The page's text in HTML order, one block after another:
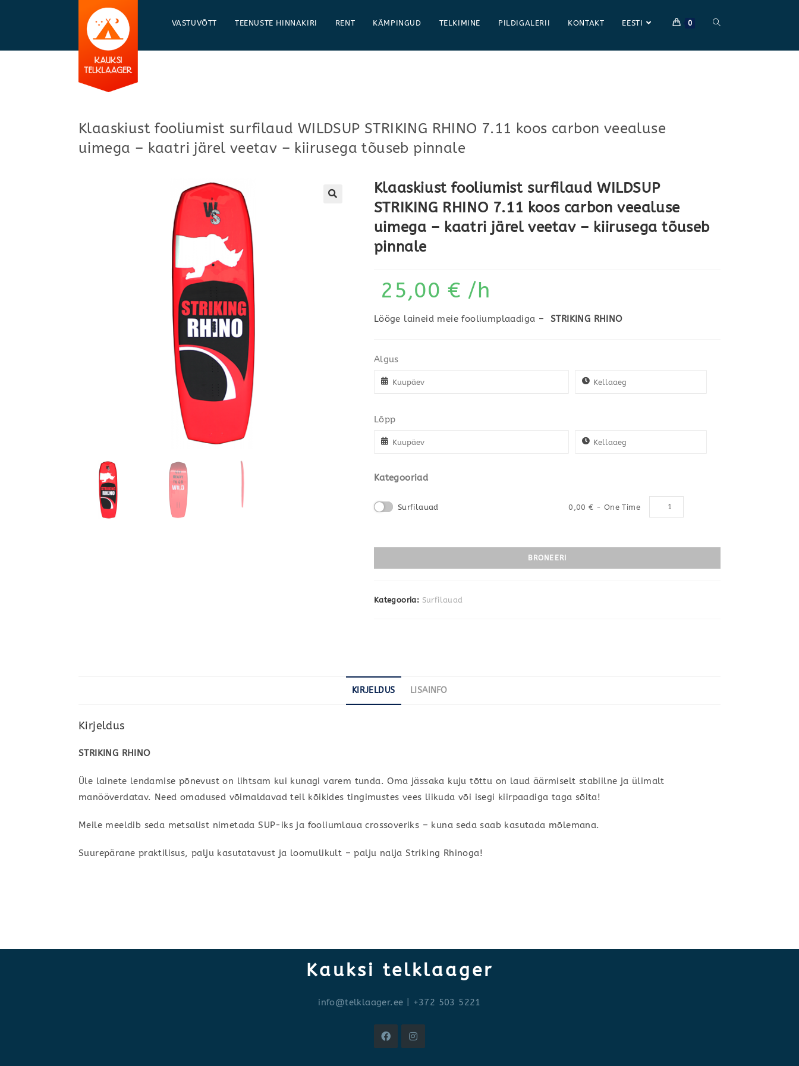
VASTUVÕTT TEENUSTE HINNAKIRI RENT KÄMPINGUD TELKIMINE PILDIGALERII KONTAKT EESTI 0
Klaaskiust fooliumist surfilaud WILDSUP STRIKING RHINO 7.11 koos carbon veealuse
uimega – kaatri järel veetav – kiirusega tõuseb pinnale
Klaaskiust fooliumist surfilaud WILDSUP
STRIKING RHINO 7.11 koos carbon veealuse
uimega – kaatri järel veetav – kiirusega tõuseb
pinnale
25,00 € /h
Lööge laineid meie fooliumplaadiga –STRIKING RHINO
Algus
Lõpp
Kategooriad
Surfilauad 0,00€ - One Time Kogus
BRONEERI
Kategooria: Surfilauad
KIRJELDUS LISAINFO
Kirjeldus
STRIKING RHINO
Üle lainete lendamise põnevust on lihtsam kui kunagi varem tunda. Oma jässaka kuju tõttu on laud äärmiselt stabiilne ja ülimalt
manööverdatav. Need omadused võimaldavad teil kõikides tingimustes vees liikuda või isegi kiirpaadiga taga sõita!
Meile meeldib seda metsalist nimetada SUP-iks ja fooliumlaua crossoveriks – kuna seda saab kasutada mõlemana.
Suurepärane praktilisus, palju kasutatavust ja loomulikult – palju nalja Striking Rhinoga!
Kauksi telklaager
info@telklaager.ee | +372 503 5221